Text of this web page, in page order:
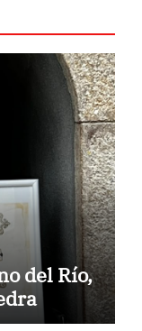
del Río,